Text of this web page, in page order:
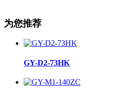
为您推荐
GY-D2-73HK